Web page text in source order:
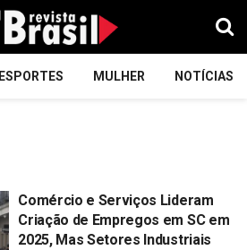
ESPORTES MULHER NOTÍCIAS
Comércio e Serviços Lideram
Criação de Empregos em SC em
2025, Mas Setores Industriais